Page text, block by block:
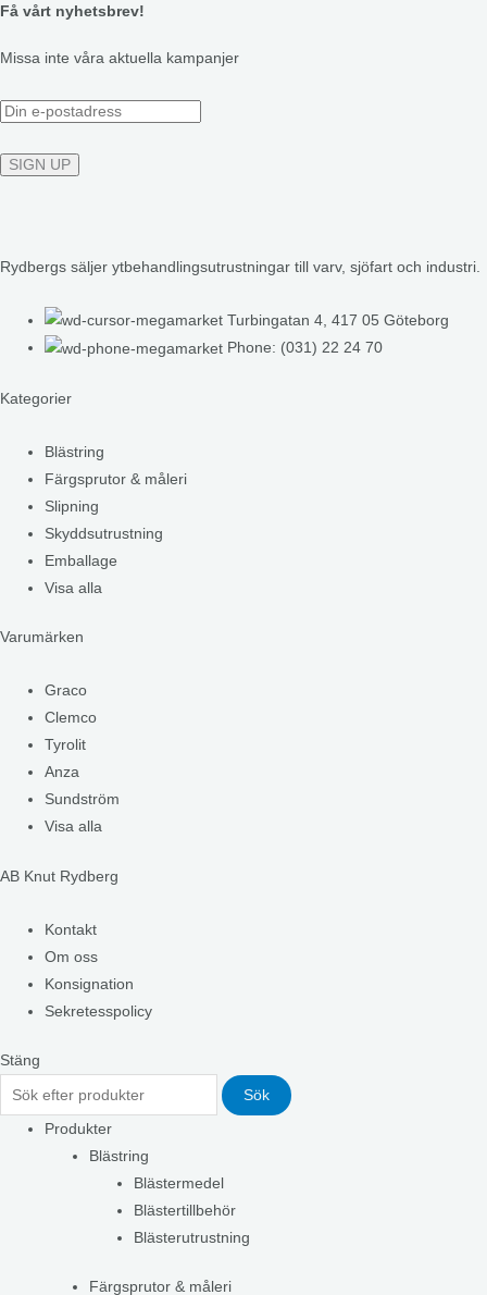
Få vårt nyhetsbrev!
Missa inte våra aktuella kampanjer
Rydbergs säljer ytbehandlingsutrustningar till varv, sjöfart och industri.
Turbingatan 4, 417 05 Göteborg
Phone: (031) 22 24 70
Kategorier
Blästring
Färgsprutor & måleri
Slipning
Skyddsutrustning
Emballage
Visa alla
Varumärken
Graco
Clemco
Tyrolit
Anza
Sundström
Visa alla
AB Knut Rydberg
Kontakt
Om oss
Konsignation
Sekretesspolicy
Stäng
Sök
Produkter
Blästring
Blästermedel
Blästertillbehör
Blästerutrustning
Färgsprutor & måleri